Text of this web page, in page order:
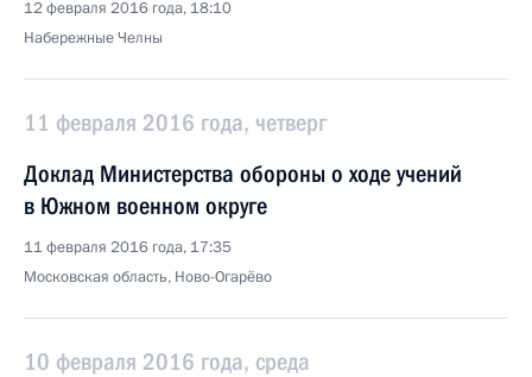
12 февраля 2016 года, 18:10
Набережные Челны
11 февраля 2016 года, четверг
Доклад Министерства обороны о ходе учений
в Южном военном округе
11 февраля 2016 года, 17:35
Московская область, Ново-Огарёво
10 февраля 2016 года, среда